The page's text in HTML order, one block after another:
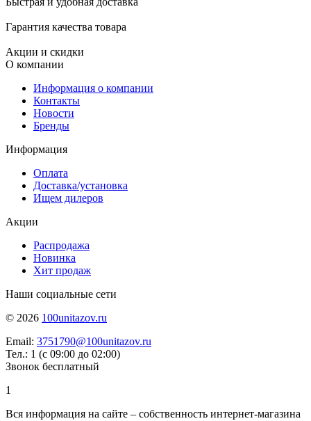
Гарантия качества товара
Акции и скидки
О компании
Информация о компании
Контакты
Новости
Бренды
Информация
Оплата
Доставка/установка
Ищем дилеров
Акции
Распродажа
Новинка
Хит продаж
Наши социальные сети
© 2026 100unitazov.ru
Email: 3751790@100unitazov.ru
Тел.: 1 (с 09:00 до 02:00)
Звонок бесплатный
1
Вся информация на сайте – собственность интернет-магазина